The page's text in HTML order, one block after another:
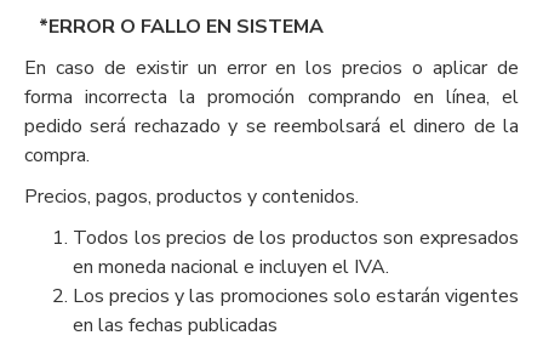
*ERROR O FALLO EN SISTEMA
En caso de existir un error en los precios o aplicar de
forma incorrecta la promoción comprando en línea, el
pedido será rechazado y se reembolsará el dinero de la
compra.
Precios, pagos, productos y contenidos.
Todos los precios de los productos son expresados
en moneda nacional e incluyen el IVA.
Los precios y las promociones solo estarán vigentes
en las fechas publicadas